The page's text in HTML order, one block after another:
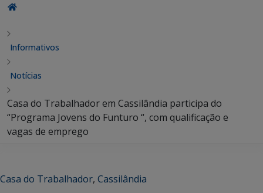
Informativos
Notícias
Casa do Trabalhador em Cassilândia participa do
“Programa Jovens do Funturo “, com qualificação e
vagas de emprego
Casa do Trabalhador, Cassilândia